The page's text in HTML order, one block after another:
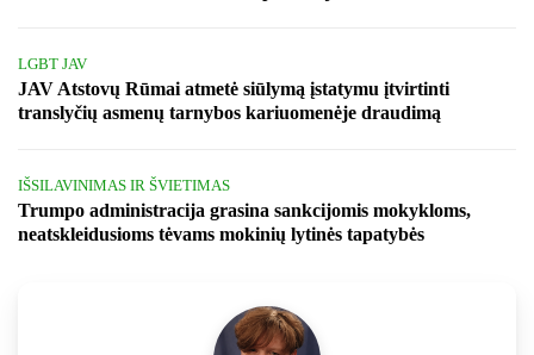
LGBT JAV
JAV Atstovų Rūmai atmetė siūlymą įstatymu įtvirtinti
translyčių asmenų tarnybos kariuomenėje draudimą
IŠSILAVINIMAS IR ŠVIETIMAS
Trumpo administracija grasina sankcijomis mokykloms,
neatskleidusioms tėvams mokinių lytinės tapatybės